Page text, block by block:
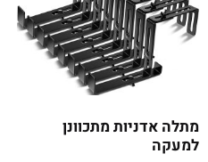
מתלה אדניות מתכוונן
למעקה